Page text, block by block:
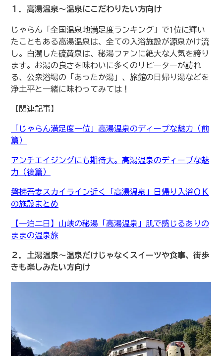
１．高湯温泉〜温泉にこだわりたい方向け
じゃらん「全国温泉地満足度ランキング」で1位に輝い
たこともある高湯温泉は、全ての入浴施設が源泉かけ流
し。白濁した硫黄泉は、秘湯ファンに絶大な人気を誇り
ます。お湯の良さを味わいに多くのリピーターが訪れ
る、公衆浴場の「あったか湯」、旅館の日帰り湯などを
浄土平と一緒に味わってみては！
【関連記事】
「じゃらん満足度一位」高湯温泉のディープな魅力（前
篇）
アンチエイジングにも期待大。高湯温泉のディープな魅
力（後篇）
磐梯吾妻スカイライン近く「高湯温泉」日帰り入浴ＯＫ
の施設まとめ
【一泊二日】山峡の秘湯「高湯温泉」肌で感じるありの
ままの温泉旅
２．土湯温泉〜温泉だけじゃなくスイーツや食事、街歩
きも楽しみたい方向け